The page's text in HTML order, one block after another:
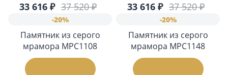
33 616 ₽ 37 520 ₽
-20%
Памятник из серого
мрамора МРС1108
33 616 ₽ 37 520 ₽
-20%
Памятник из серого
мрамора МРС1148